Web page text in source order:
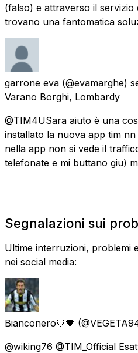
(falso) e attraverso il
trovano una fantomatica
garrone eva (@evamarghe)
Varano Borghi, Lombardy
@TIM4USara aiuto è una
installato la nuova app tim
nella app non si vede il
telefonate e mi buttano giu)
Segnalazioni sui
Ultime interruzioni, problemi
nei social media:
Bianconero🤍🖤
@wiking76 @TIM_Official